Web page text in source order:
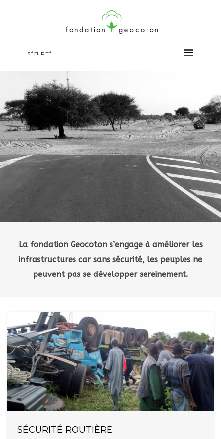
SÉCURITÉ
La fondation Geocoton s’engage à améliorer les
infrastructures car sans sécurité, les peuples ne
peuvent pas se développer sereinement.
SÉCURITÉ ROUTIÈRE